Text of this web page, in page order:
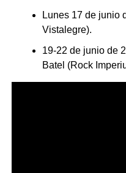
Lunes 17 de junio
Vistalegre).
19-22 de junio de
Batel (Rock